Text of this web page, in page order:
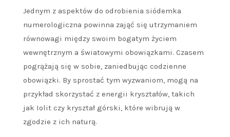
Jednym z aspektów do odrobienia siódemka
numerologiczna powinna zająć się utrzymaniem
równowagi między swoim bogatym życiem
wewnętrznym a światowymi obowiązkami. Czasem
pogrążają się w sobie, zaniedbując codzienne
obowiązki. By sprostać tym wyzwaniom, mogą na
przykład skorzystać z energii kryształów, takich
jak Iolit czy kryształ górski, które wibrują w
zgodzie z ich naturą.